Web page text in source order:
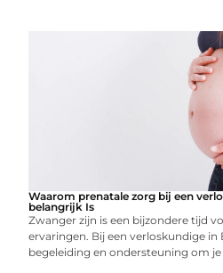
Waarom prenatale zorg bij een
belangrijk Is
Zwanger zijn is een bijzondere tijd
ervaringen. Bij een verloskundige in
begeleiding en ondersteuning om je